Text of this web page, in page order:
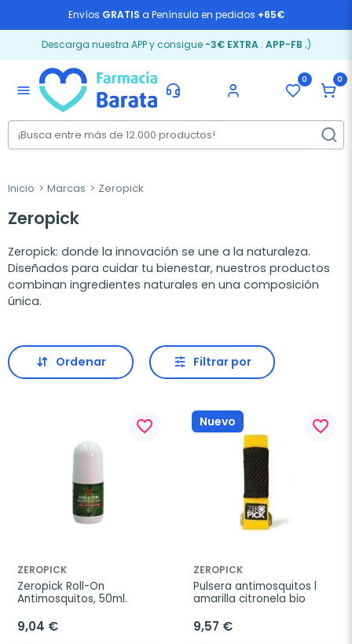
Envíos GRATIS a Península en pedidos +65€
Descarga nuestra APP y consigue -3€ EXTRA: APP-FB ;)
menu
0 0
Inicio Marcas Zeropick
Zeropick
Zeropick: donde la innovación se une a la naturaleza.
Diseñados para cuidar tu bienestar, nuestros productos
combinan ingredientes naturales en una composición
única.
Ordenar Filtrar por
favorite_border
ZEROPICK
Zeropick Roll-On
Antimosquitos, 50ml.
9,04 €
Nuevo favorite_border
ZEROPICK
Pulsera antimosquitos l
amarilla citronela bio
9,57 €